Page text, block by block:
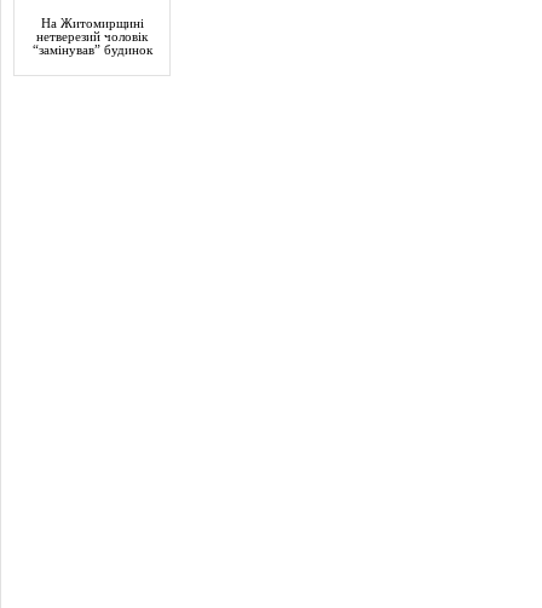
На Житомирщині
нетверезий чоловік
“замінував” будинок